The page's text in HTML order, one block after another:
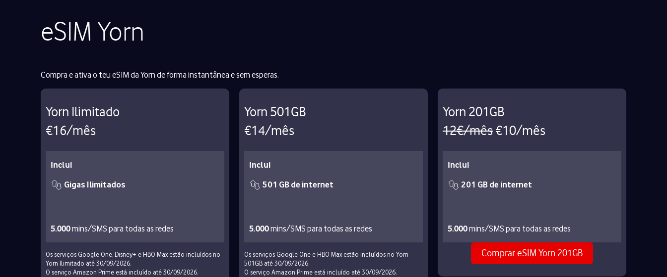
eSIM Yorn
Compra e ativa o teu eSIM da Yorn de forma instantânea e sem esperas.
Yorn Ilimitado
€16/mês
Inclui
Gigas Ilimitados
5.000mins/SMS para todas as redes
Os serviços Google One, Disney+ e HBO Max estão incluídos no
Yorn Ilimitado até 30/09/2026.
O serviço Amazon Prime está incluído até 30/09/2026.
Yorn 501GB
€14/mês
Inclui
501 GB de internet
5.000mins/SMS para todas as redes
Os serviços Google One e HBO Max estão incluídos no Yorn
501GB até 30/09/2026.
O serviço Amazon Prime está incluído até 30/09/2026.
Yorn 201GB
12€/mês€10/mês
Inclui
201 GB de internet
5.000mins/SMS para todas as redes
Comprar eSIM Yorn 201GB